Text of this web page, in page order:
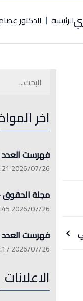
الرئيسة الدكتور
اخر
فهرست العدد 49 - [3-2026]
2026/07/26 13:15:21
مجلة الحقوق -
2026/07/26 13:13:45
فهرست العدد 48 - [2-2026]
2026/07/26 13:06:17
الاعلانات